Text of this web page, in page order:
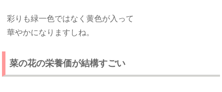
彩りも緑一色ではなく黄色が入って
華やかになりますしね。
菜の花の栄養価が結構すごい